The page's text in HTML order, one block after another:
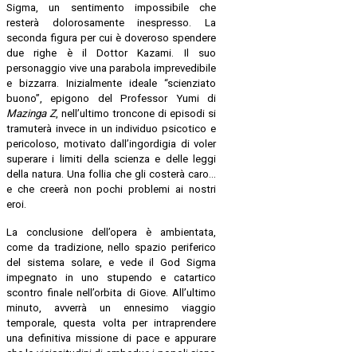
Sigma, un sentimento impossibile che
resterà dolorosamente inespresso. La
seconda figura per cui è doveroso spendere
due righe è il Dottor Kazami. Il suo
personaggio vive una parabola imprevedibile
e bizzarra. Inizialmente ideale “scienziato
buono”, epigono del Professor Yumi di
Mazinga Z, nell’ultimo troncone di episodi si
tramuterà invece in un individuo psicotico e
pericoloso, motivato dall’ingordigia di voler
superare i limiti della scienza e delle leggi
della natura. Una follia che gli costerà caro…
e che creerà non pochi problemi ai nostri
eroi.
La conclusione dell’opera è ambientata,
come da tradizione, nello spazio periferico
del sistema solare, e vede il God Sigma
impegnato in uno stupendo e catartico
scontro finale nell’orbita di Giove. All’ultimo
minuto, avverrà un ennesimo viaggio
temporale, questa volta per intraprendere
una definitiva missione di pace e appurare